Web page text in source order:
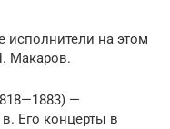
на этом
Мака­ров.
—
в. Его концерты в